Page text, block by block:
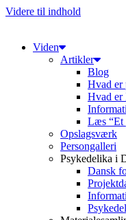
Videre til indhold
Viden
Artikler
Blog
Hvad er
Hvad er
Læs “Et
Opslagsværk
Persongalleri
Psykedelika i
Dansk